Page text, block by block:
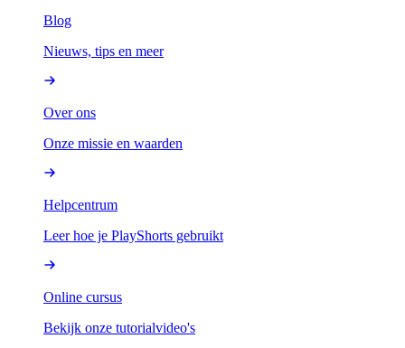
Blog
Nieuws, tips en meer
Over ons
Onze missie en waarden
Helpcentrum
Leer hoe je PlayShorts gebruikt
Online cursus
Bekijk onze tutorialvideo's